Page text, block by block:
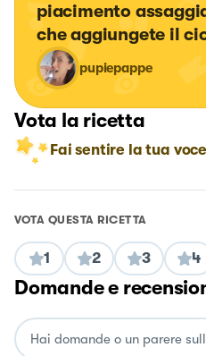
piacimento
che aggiungete il
pupiepappe
Vota la ricetta
Fai sentire la tua
VOTA QUESTA RICETTA
1 2 3 4
Domande e